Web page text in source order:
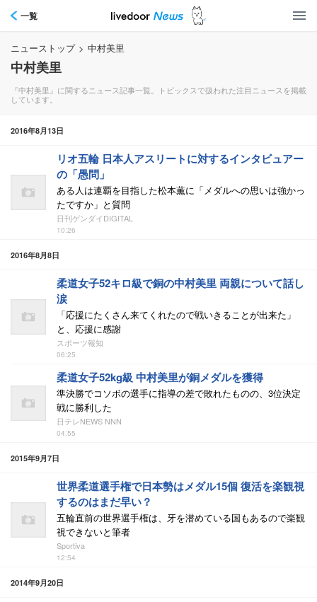
一覧
ニューストップ > 中村美里
中村美里
『中村美里』に関するニュース記事一覧。トピックスで扱われた注目ニュースを掲載
しています。
2016年8月13日
リオ五輪 日本人アスリートに対するインタビュアー
の「愚問」
ある人は連覇を目指した松本薫に「メダルへの思いは強かっ
たですか」と質問
日刊ゲンダイDIGITAL
10:26
2016年8月8日
柔道女子52キロ級で銅の中村美里 両親について話し
涙
「応援にたくさん来てくれたので戦いきることが出来た」
と、応援に感謝
スポーツ報知
06:25
柔道女子52kg級 中村美里が銅メダルを獲得
準決勝でコソボの選手に指導の差で敗れたものの、3位決定
戦に勝利した
日テレNEWS NNN
04:55
2015年9月7日
世界柔道選手権で日本勢はメダル15個 復活を楽観視
するのはまだ早い？
五輪直前の世界選手権は、牙を潜めている国もあるので楽観
視できないと筆者
Sportiva
12:54
2014年9月20日